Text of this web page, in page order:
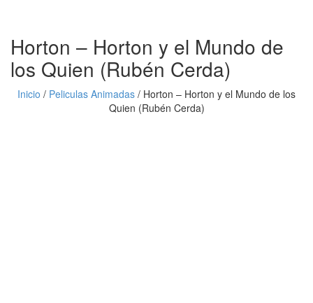
Horton – Horton y el Mundo de
los Quien (Rubén Cerda)
Inicio / Peliculas Animadas / Horton – Horton y el Mundo de los
Quien (Rubén Cerda)